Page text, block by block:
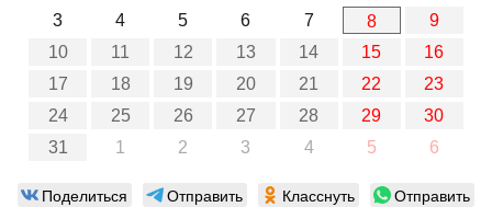
3
4 5 6 7 8
9
10
11 12 13 14 15
16
17
18 19 20 21 22
23
24
25 26 27 28 29
30
31
1 2 3 4 5 6
Поделиться Отправить Класснуть
Отправить